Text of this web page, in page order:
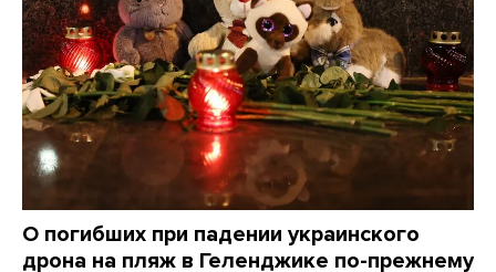
О погибших при падении украинского
дрона на пляж в Геленджике по-прежнему